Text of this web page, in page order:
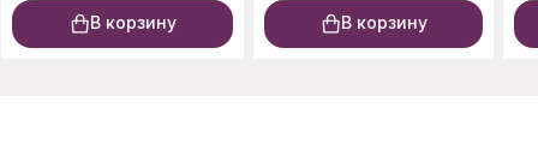
В корзину В корзину